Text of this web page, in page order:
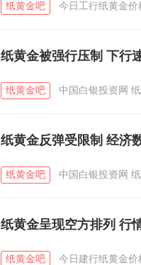
纸黄金吧 今日工行纸黄金价
纸黄金被强行压制 下行
纸黄金吧 中国白银投资网
纸黄金反弹受限制 经济
纸黄金吧 中国白银投资网
纸黄金呈现空方排列 行
纸黄金吧 今日建行纸黄金价